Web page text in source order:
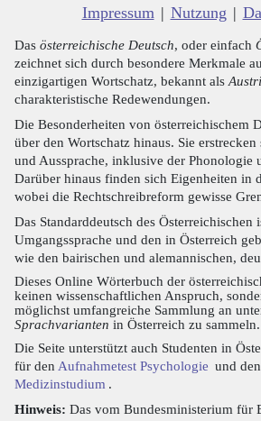
Impressum | Nutzung |
Das österreichische Deutsch, oder einfach
zeichnet sich durch besondere Merkmale
einzigartigen Wortschatz, bekannt als
charakteristische Redewendungen.
Die Besonderheiten von österreichischem
über den Wortschatz hinaus. Sie
und Aussprache, inklusive der Phonologie
Darüber hinaus finden sich Eigenheiten in
wobei die Rechtschreibreform gewisse
Das Standarddeutsch des Österreichischen
Umgangssprache und den in Österreich
wie den bairischen und alemannischen,
Dieses Online Wörterbuch der
keinen wissenschaftlichen Anspruch,
möglichst umfangreiche Sammlung an
Sprachvarianten in Österreich zu sammeln.
Die Seite unterstützt auch Studenten in
für den Aufnahmetest Psychologie und den
Medizinstudium .
Hinweis: Das vom Bundesministerium für